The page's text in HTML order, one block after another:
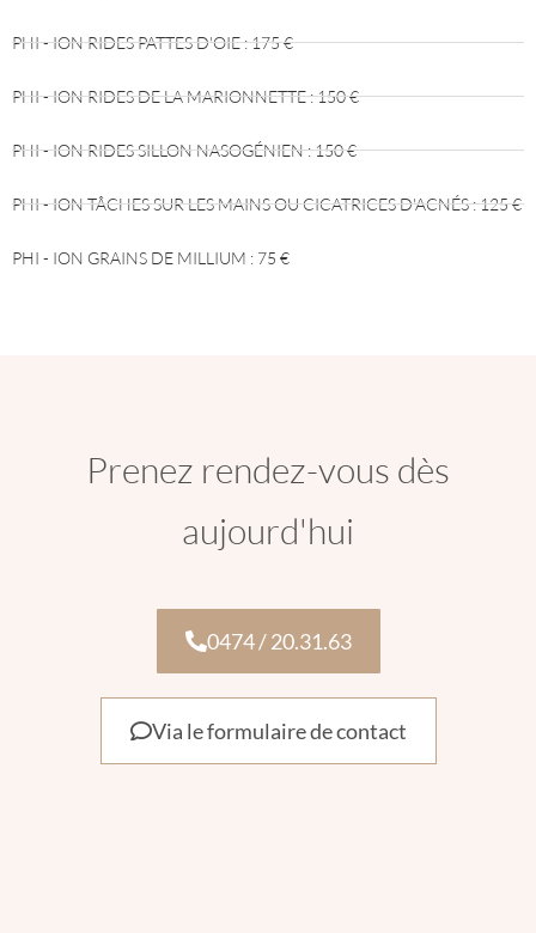
PHI - ION RIDES PATTES D'OIE : 175 €
PHI - ION RIDES DE LA MARIONNETTE : 150 €
PHI - ION RIDES SILLON NASOGÉNIEN : 150 €
PHI - ION TÂCHES SUR LES MAINS OU CICATRICES D'ACNÉS : 125 €
PHI - ION GRAINS DE MILLIUM : 75 €
Prenez rendez-vous dès
aujourd'hui
0474 / 20.31.63
Via le formulaire de contact